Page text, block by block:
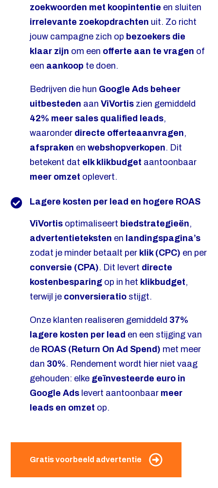
zoekwoorden met koopintentie en sluiten
irrelevante zoekopdrachten uit. Zo richt
jouw campagne zich op bezoekers die
klaar zijn om een offerte aan te vragen of
een aankoop te doen.
Bedrijven die hun Google Ads beheer
uitbesteden aanViVortis zien gemiddeld
42% meer sales qualified leads,
waaronder directe offerteaanvragen,
afspraken enwebshopverkopen. Dit
betekent dat elk klikbudget aantoonbaar
meer omzet oplevert.
Lagere kosten per lead en hogere ROAS
ViVortis optimaliseert biedstrategieën,
advertentieteksten en landingspagina’s
zodat je minder betaalt per klik (CPC) en per
conversie (CPA). Dit levert directe
kostenbesparing op in het klikbudget,
terwijl je conversieratio stijgt.
Onze klanten realiseren gemiddeld 37%
lagere kosten per lead en een stijging van
de ROAS (Return On Ad Spend) met meer
dan 30%. Rendement wordt hier niet vaag
gehouden: elke geïnvesteerde euro in
Google Ads levert aantoonbaar meer
leads en omzet op.
Gratis voorbeeld advertentie